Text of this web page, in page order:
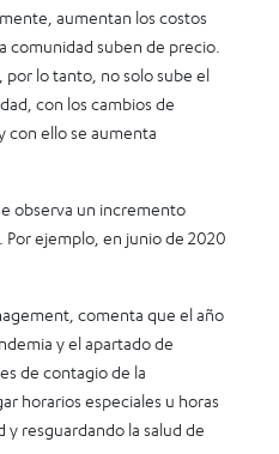
aumentan los costos
comunidad suben de precio.
por lo tanto, no solo sube el
con los cambios de
con ello se aumenta
observa un incremento
Por ejemplo, en junio de 2020
comenta que el año
y el apartado de
de contagio de la
horarios especiales u horas
y resguardando la salud de